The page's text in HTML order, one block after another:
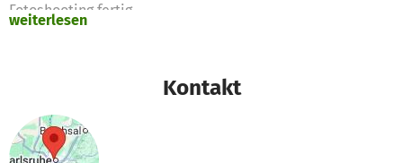
Fotoshooting fertig
wichtigen nächsten Schritt möglich gemacht habt!Euer
Team der M-A-U-S Charity gGmbH
weiterlesen
Kontakt